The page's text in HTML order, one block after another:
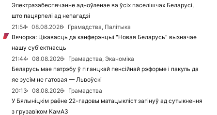
Электразабеспячэнне адноўленае ва ўсіх паселішчах Беларусі,
што пацярпелі ад непагадзі
21:54
08.08.2026
Грамадства, Палітыка
Вячорка: Цікавасць да канферэнцыі "Новая Беларусь" вызначае
нашу суб'ектнасць
21:44
08.08.2026
Грамадства, Эканоміка
Беларусь мае патрэбу ў гіганцкай пенсійнай рэформе і пакуль да
яе зусім не гатовая — Львоўскі
20:13
08.08.2026
Грамадства
У Бялыніцкім раёне 22-гадовы матацыкліст загінуў ад сутыкнення
з грузавіком КамАЗ